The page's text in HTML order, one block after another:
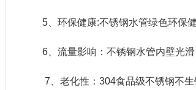
5、环保健康:不锈钢水管绿色环保健
6、流量影响：不锈钢水管内壁光滑
7、老化性：304食品级不锈钢不生